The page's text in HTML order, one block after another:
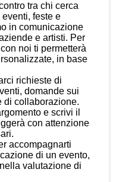
tra chi cerca
feste e
in comunicazione
e artisti. Per
noi ti permetterà
in base
richieste di
domande sui
di collaborazione.
e scrivi il
con attenzione
accompagnarti
di un evento,
valutazione di